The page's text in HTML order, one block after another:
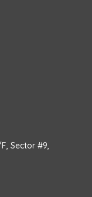
Sector #9,